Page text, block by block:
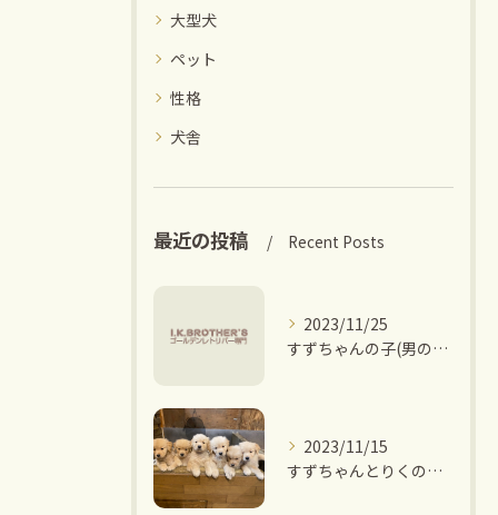
大型犬
ペット
性格
犬舎
最近の投稿 Recent Posts
2023/11/25
すずちゃんの子(男の子6頭)ご家族決まりました。
2023/11/15
すずちゃんとりくの子 ご家族募集中です。